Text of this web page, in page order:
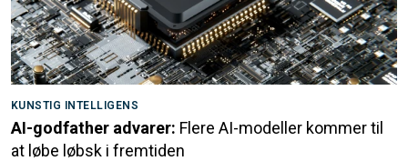
KUNSTIG INTELLIGENS
AI-godfather advarer: Flere AI-modeller kommer til
at løbe løbsk i fremtiden